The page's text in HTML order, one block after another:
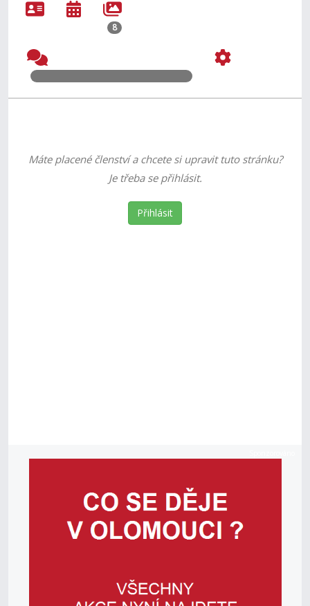
8
Máte placené členství a chcete si upravit tuto stránku?
Je třeba se přihlásit.
Přihlásit